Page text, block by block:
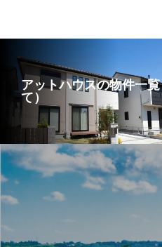
アットハウスの物件一
て）